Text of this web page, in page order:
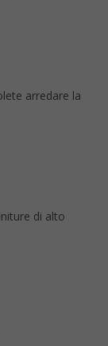
arredare la
di alto